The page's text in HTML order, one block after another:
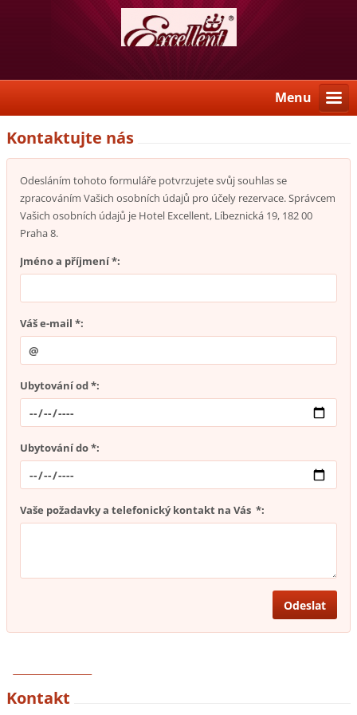
Menu
Kontaktujte nás
Odesláním tohoto formuláře potvrzujete svůj souhlas se
zpracováním Vašich osobních údajů pro účely rezervace. Správcem
Vašich osobních údajů je Hotel Excellent, Líbeznická 19, 182 00
Praha 8.
Jméno a příjmení *:
Váš e-mail *:
Ubytování od *:
Ubytování do *:
Vaše požadavky a telefonický kontakt na Vás *:
Kontakt